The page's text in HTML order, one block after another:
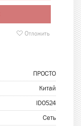
Отложить
ПРОСТО
Китай
ID0524
Сеть